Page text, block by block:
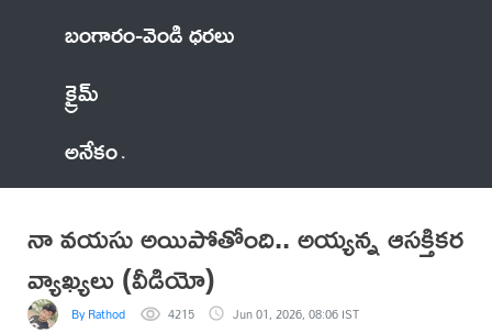
బంగారం-వెండి ధరలు
క్రైమ్
అనేకం
నా వయసు అయిపోతోంది.. అయ్యన్న ఆసక్తికర
వ్యాఖ్యలు (వీడియో)
By Rathod 4215 Jun 01, 2026, 08:06 IST